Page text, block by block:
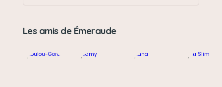
Elle aimait la pâte à crêpe!!
Les amis de Émeraude